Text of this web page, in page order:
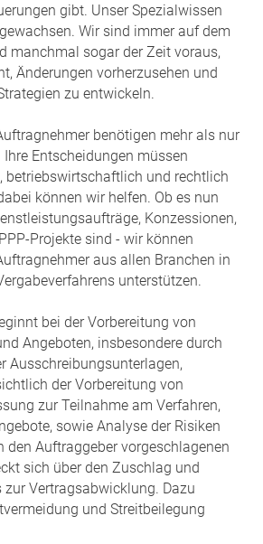
gibt. Unser Spezialwissen
Wir sind immer auf dem
manchmal sogar der Zeit voraus,
Änderungen vorherzusehen und
zu entwickeln.
benötigen mehr als nur
Entscheidungen müssen
und rechtlich
können wir helfen. Ob es nun
Konzessionen,
Projekte sind - wir können
aus allen Branchen in
unterstützen.
bei der Vorbereitung von
Angeboten, insbesondere durch
Ausschreibungsunterlagen,
der Vorbereitung von
zur Teilnahme am Verfahren,
sowie Analyse der Risiken
den Auftraggeber vorgeschlagenen
sich über den Zuschlag und
Vertragsabwicklung. Dazu
und Streitbeilegung